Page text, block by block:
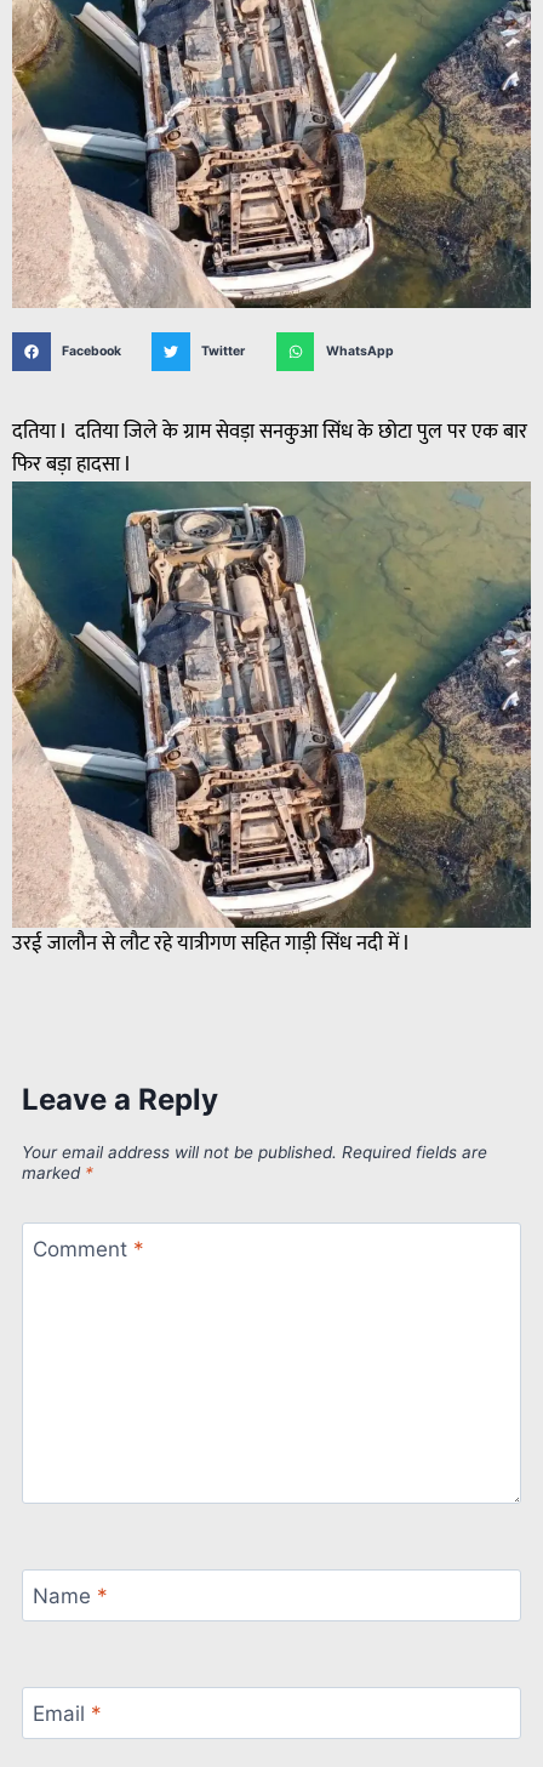
Facebook Twitter WhatsApp
दतिया l दतिया जिले के ग्राम सेवड़ा सनकुआ सिंध के छोटा पुल पर एक बार
फिर बड़ा हादसा l
उरई जालौन से लौट रहे यात्रीगण सहित गाड़ी सिंध नदी में l
Leave a Reply
Your email address will not be published. Required fields are
marked *
Comment *
Name *
Email *